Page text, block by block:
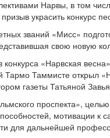
Нарвы, в том
украсить конкурс
званий «Мисс»
свою новую
конкурса «Нарвская
Тармо Таммисте открыл
газеты Татьяной
проспекта»,
мотивации к
для дальнейшей